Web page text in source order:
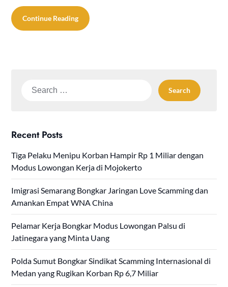
Continue Reading
Search
Recent Posts
Tiga Pelaku Menipu Korban Hampir Rp 1 Miliar dengan
Modus Lowongan Kerja di Mojokerto
Imigrasi Semarang Bongkar Jaringan Love Scamming dan
Amankan Empat WNA China
Pelamar Kerja Bongkar Modus Lowongan Palsu di
Jatinegara yang Minta Uang
Polda Sumut Bongkar Sindikat Scamming Internasional di
Medan yang Rugikan Korban Rp 6,7 Miliar